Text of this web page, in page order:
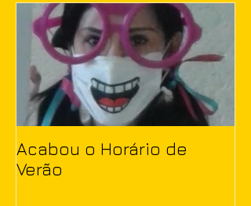
Acabou o Horário de
Verão